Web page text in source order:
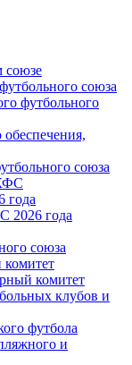
союзе
союза
футбольного
союза
года
2026 года
союза
комитет
комитет
клубов и
футбола
и